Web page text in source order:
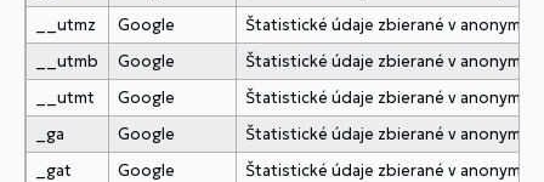
__utmz
Google
Štatistické údaje zbierané v
__utmb
Google
Štatistické údaje zbierané v
__utmt
Google
Štatistické údaje zbierané v
_ga
Google
Štatistické údaje zbierané v
_gat
Google
Štatistické údaje zbierané v